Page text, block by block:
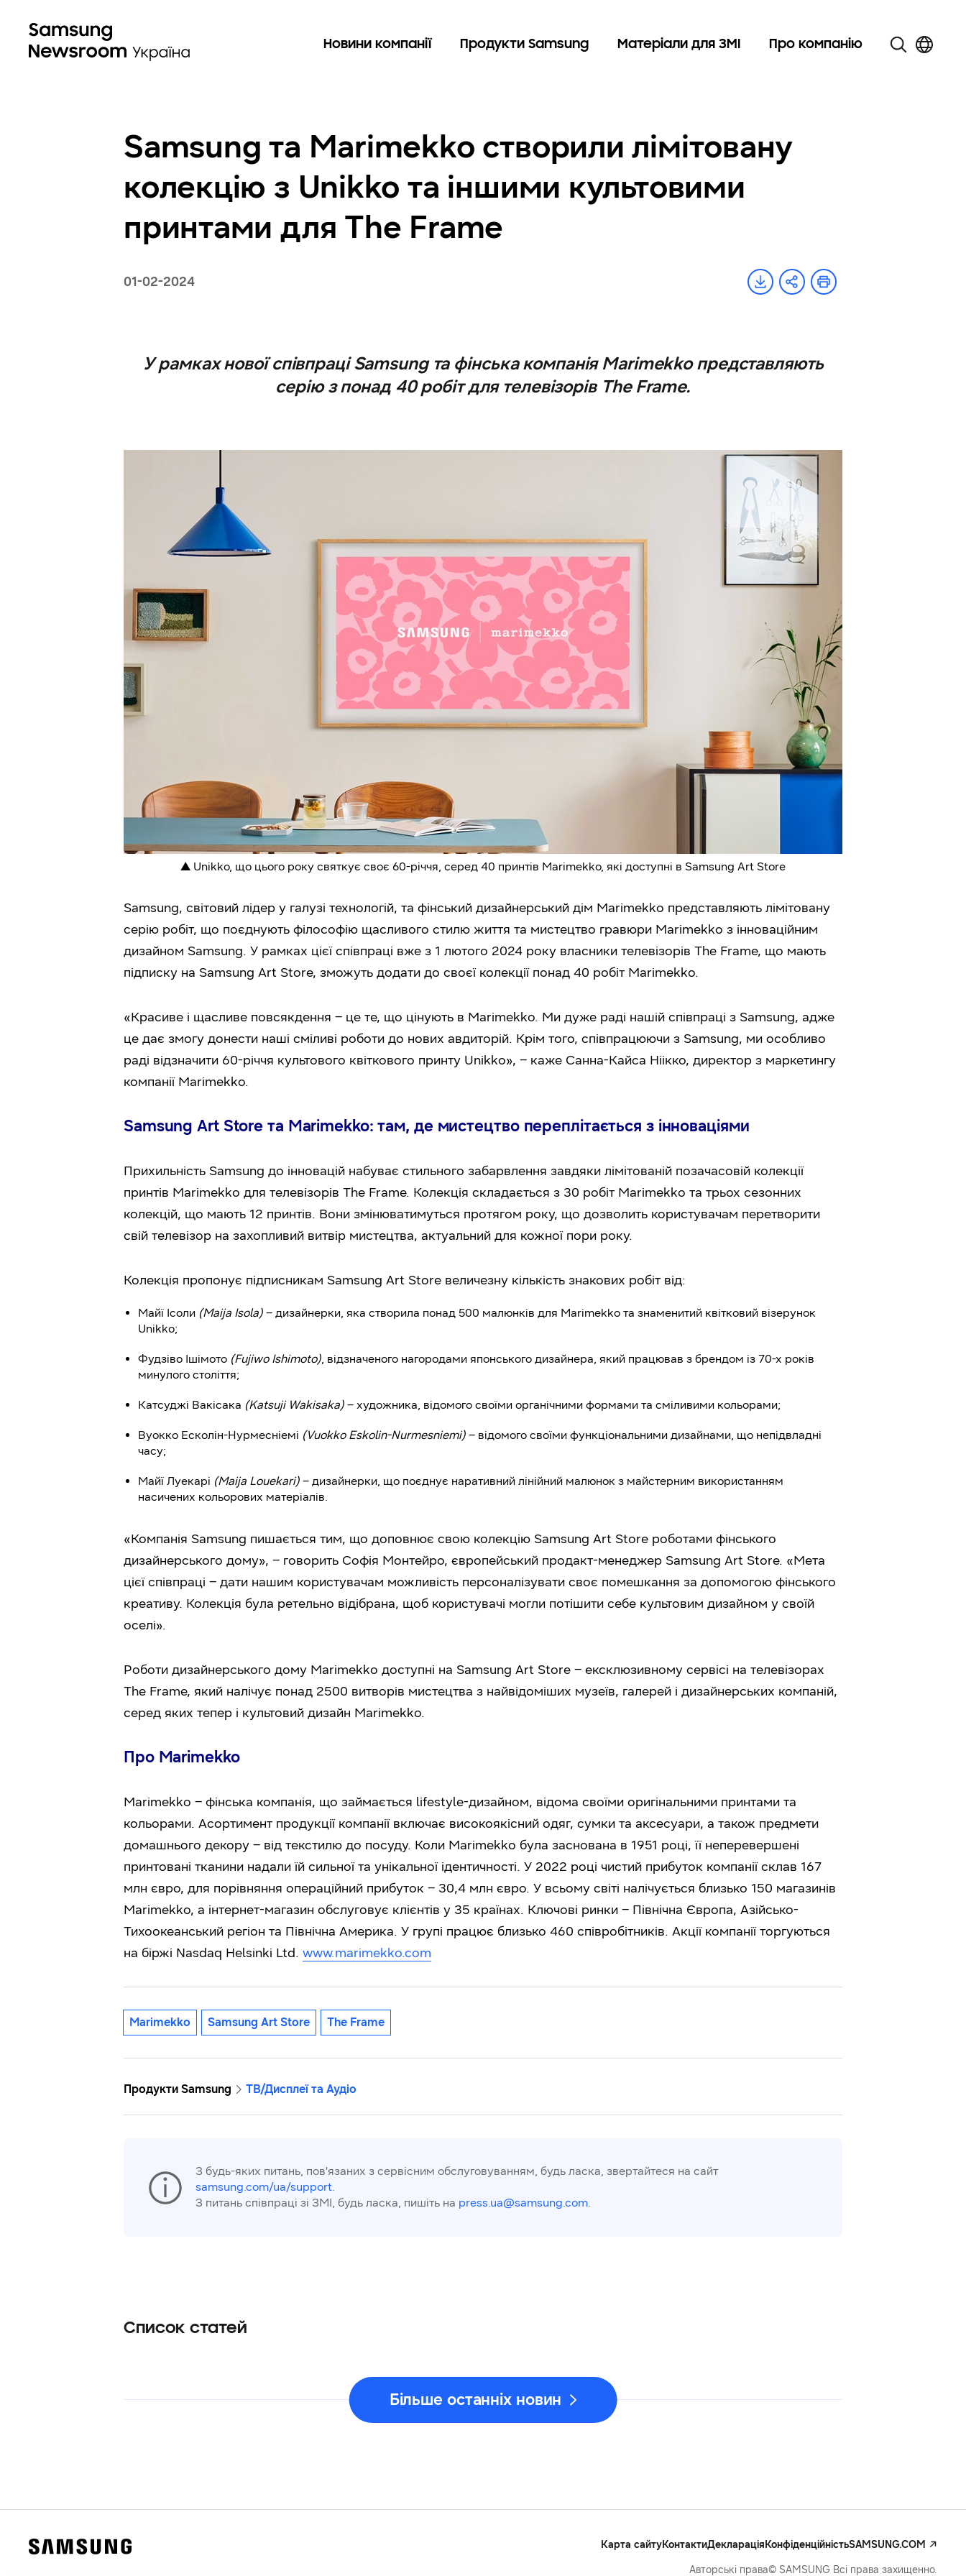
Новини компанії Продукти Samsung Матеріали для ЗМІ Про компанію
Samsung та Marimekko створили лімітовану
колекцію з Unikko та іншими культовими
принтами для The Frame
01-02-2024
У рамках нової співпраці Samsung та фінська компанія Marimekko представляють
серію з понад 40 робіт для телевізорів The Frame.
▲ Unikko, що цього року святкує своє 60-річчя, серед 40 принтів Marimekko, які доступні в Samsung Art Store
Samsung, світовий лідер у галузі технологій, та фінський дизайнерський дім Marimekko представляють лімітовану
серію робіт, що поєднують філософію щасливого стилю життя та мистецтво гравюри Marimekko з інноваційним
дизайном Samsung. У рамках цієї співпраці вже з 1 лютого 2024 року власники телевізорів The Frame, що мають
підписку на Samsung Art Store, зможуть додати до своєї колекції понад 40 робіт Marimekko.
«Красиве і щасливе повсякдення – це те, що цінують в Marimekko. Ми дуже раді нашій співпраці з Samsung, адже
це дає змогу донести наші сміливі роботи до нових авдиторій. Крім того, співпрацюючи з Samsung, ми особливо
раді відзначити 60-річчя культового квіткового принту Unikko», – каже Санна-Кайса Ніікко, директор з маркетингу
компанії Marimekko.
Samsung Art Store та Marimekko: там, де мистецтво переплітається з інноваціями
Прихильність Samsung до інновацій набуває стильного забарвлення завдяки лімітованій позачасовій колекції
принтів Marimekko для телевізорів The Frame. Колекція складається з 30 робіт Marimekko та трьох сезонних
колекцій, що мають 12 принтів. Вони змінюватимуться протягом року, що дозволить користувачам перетворити
свій телевізор на захопливий витвір мистецтва, актуальний для кожної пори року.
Колекція пропонує підписникам Samsung Art Store величезну кількість знакових робіт від:
Майї Ісоли (Maija Isola) – дизайнерки, яка створила понад 500 малюнків для Marimekko та знаменитий квітковий візерунок
Unikko;
Фудзіво Ішімото (Fujiwo Ishimoto), відзначеного нагородами японського дизайнера, який працював з брендом із 70-х років
минулого століття;
Катсуджі Вакісака (Katsuji Wakisaka) – художника, відомого своїми органічними формами та сміливими кольорами;
Вуокко Есколін-Нурмесніемі (Vuokko Eskolin-Nurmesniemi) – відомого своїми функціональними дизайнами, що непідвладні
часу;
Майї Луекарі (Maija Louekari) – дизайнерки, що поєднує наративний лінійний малюнок з майстерним використанням
насичених кольорових матеріалів.
«Компанія Samsung пишається тим, що доповнює свою колекцію Samsung Art Store роботами фінського
дизайнерського дому», – говорить Софія Монтейро, європейський продакт-менеджер Samsung Art Store. «Мета
цієї співпраці – дати нашим користувачам можливість персоналізувати своє помешкання за допомогою фінського
креативу. Колекція була ретельно відібрана, щоб користувачі могли потішити себе культовим дизайном у своїй
оселі».
Роботи дизайнерського дому Marimekko доступні на Samsung Art Store – ексклюзивному сервісі на телевізорах
The Frame, який налічує понад 2500 витворів мистецтва з найвідоміших музеїв, галерей і дизайнерських компаній,
серед яких тепер і культовий дизайн Marimekko.
Про Marimekko
Marimekko – фінська компанія, що займається lifestyle-дизайном, відома своїми оригінальними принтами та
кольорами. Асортимент продукції компанії включає високоякісний одяг, сумки та аксесуари, а також предмети
домашнього декору – від текстилю до посуду. Коли Marimekko була заснована в 1951 році, її неперевершені
принтовані тканини надали їй сильної та унікальної ідентичності. У 2022 році чистий прибуток компанії склав 167
млн євро, для порівняння операційний прибуток – 30,4 млн євро. У всьому світі налічується близько 150 магазинів
Marimekko, а інтернет-магазин обслуговує клієнтів у 35 країнах. Ключові ринки – Північна Європа, Азійсько-
Тихоокеанський регіон та Північна Америка. У групі працює близько 460 співробітників. Акції компанії торгуються
на біржі Nasdaq Helsinki Ltd. www.marimekko.com
Marimekko Samsung Art Store The Frame
Продукти Samsung ТВ/Дисплеї та Аудіо
З будь-яких питань, пов'язаних з сервісним обслуговуванням, будь ласка, звертайтеся на сайт
samsung.com/ua/support.
З питань співпраці зі ЗМІ, будь ласка, пишіть на press.ua@samsung.com.
Список статей
Більше останніх новин
Карта сайтуКонтактиДеклараціяКонфіденційністьSAMSUNG.COM
Авторські права© SAMSUNG Всі права захищенно.